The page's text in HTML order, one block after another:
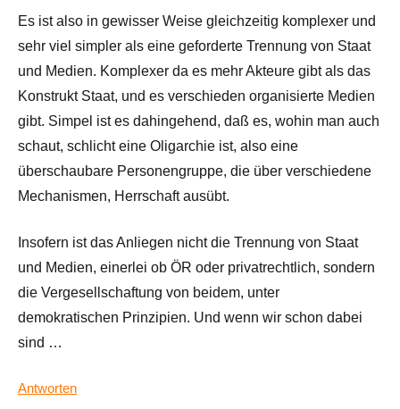
Es ist also in gewisser Weise gleichzeitig komplexer und
sehr viel simpler als eine geforderte Trennung von Staat
und Medien. Komplexer da es mehr Akteure gibt als das
Konstrukt Staat, und es verschieden organisierte Medien
gibt. Simpel ist es dahingehend, daß es, wohin man auch
schaut, schlicht eine Oligarchie ist, also eine
überschaubare Personengruppe, die über verschiedene
Mechanismen, Herrschaft ausübt.
Insofern ist das Anliegen nicht die Trennung von Staat
und Medien, einerlei ob ÖR oder privatrechtlich, sondern
die Vergesellschaftung von beidem, unter
demokratischen Prinzipien. Und wenn wir schon dabei
sind …
Antworten